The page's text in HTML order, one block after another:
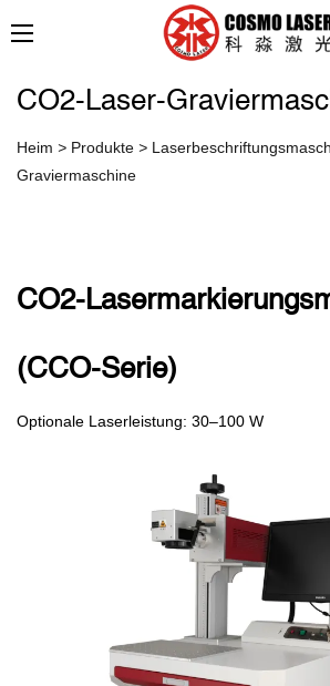
CO2-Laser-
Heim > Produkte >
Graviermaschine
CO2-
(CCO-Serie)
Optionale Laserleistung: 30–100 W